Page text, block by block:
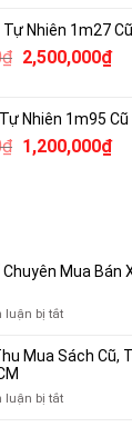
380,000₫.là:
Tự Nhiên 1m27
₫ Giá
3,800,000₫.
2,500,000₫Giá
là:
Nhiên 1m95 Cũ
₫ Giá
1,200,000₫Giá
Mua Bán
luận bị tắtở
4
Mua Sách Cũ,
luận bị tắtở